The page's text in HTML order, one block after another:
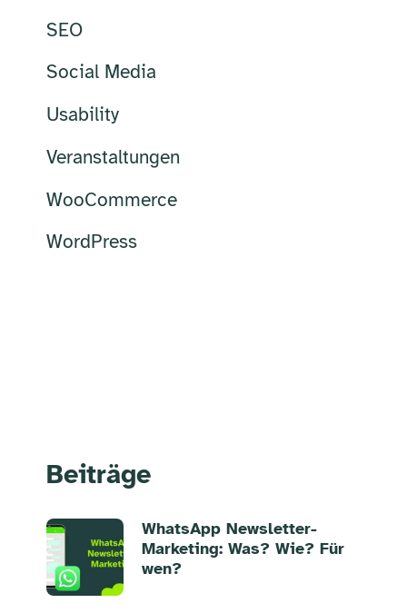
SEO
Social Media
Usability
Veranstaltungen
WooCommerce
WordPress
Beiträge
WhatsApp Newsletter-
Marketing: Was? Wie? Für
wen?